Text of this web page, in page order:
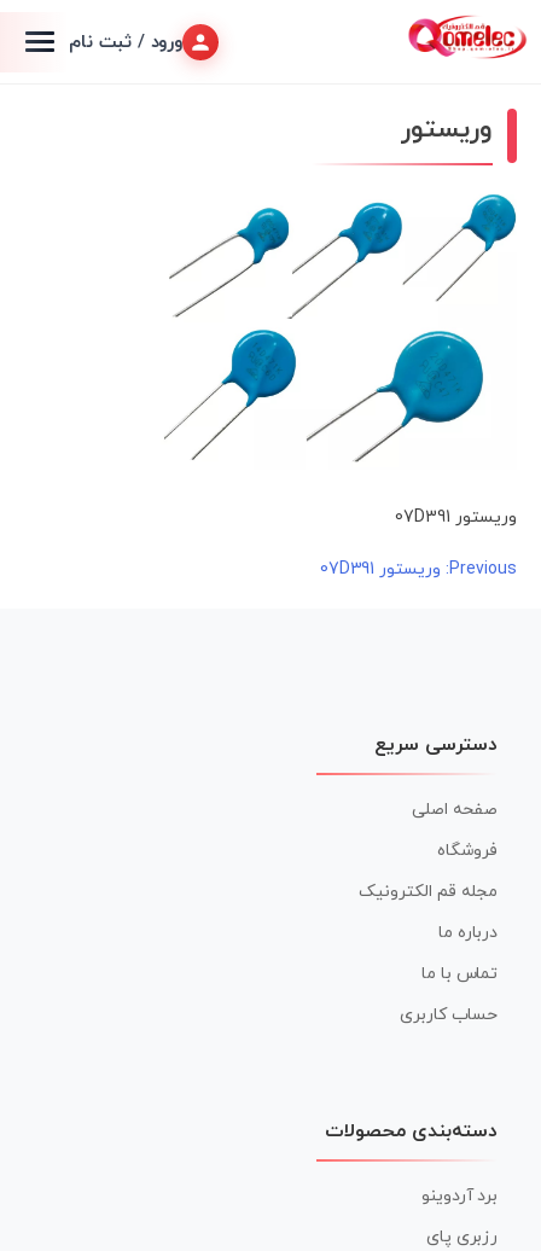
ورود / ثبت نام
وریستور
وریستور 07D391
راهبری
Previous: وریستور 07D391
دسترسی سریع
صفحه اصلی
فروشگاه
مجله قم الکترونیک
درباره ما
تماس با ما
حساب کاربری
دسته‌بندی محصولات
برد آردوینو
رزبری پای